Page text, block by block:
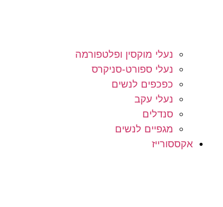
נעלי מוקסין ופלטפורמה
נעלי ספורט-סניקרס
כפכפים לנשים
נעלי עקב
סנדלים
מגפיים לנשים
אקססורייז